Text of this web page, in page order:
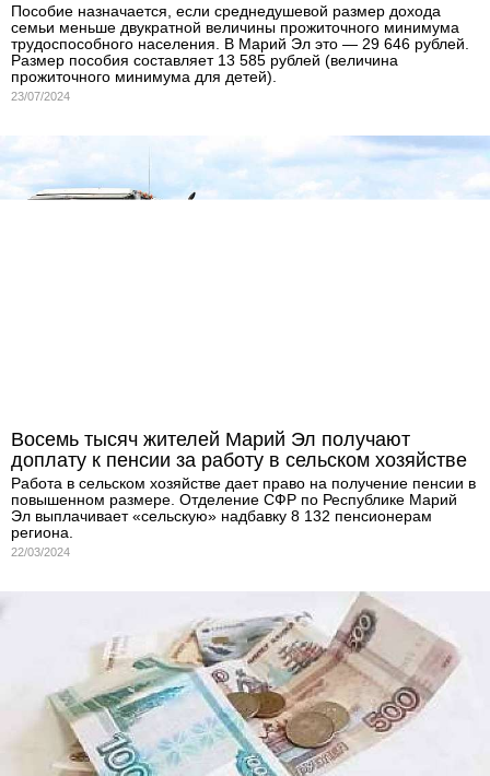
Пособие назначается, если среднедушевой размер дохода
семьи меньше двукратной величины прожиточного минимума
трудоспособного населения. В Марий Эл это — 29 646 рублей.
Размер пособия составляет 13 585 рублей (величина
прожиточного минимума для детей).
23/07/2024
Восемь тысяч жителей Марий Эл получают
доплату к пенсии за работу в сельском хозяйстве
Работа в сельском хозяйстве дает право на получение пенсии в
повышенном размере. Отделение СФР по Республике Марий
Эл выплачивает «сельскую» надбавку 8 132 пенсионерам
региона.
22/03/2024